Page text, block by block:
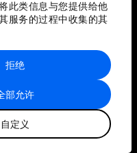
此类信息与您提供给他
服务的过程中收集的其
部允许
自定义
拒绝
济论坛